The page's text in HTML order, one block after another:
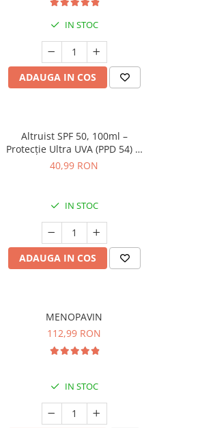
Capsule
IN STOC
ADAUGA IN COS
Altruist SPF 50, 100ml –
Protecție Ultra UVA (PPD 54) și
Sănătatea Pielii
40,99 RON
IN STOC
ADAUGA IN COS
MENOPAVIN
112,99 RON
IN STOC